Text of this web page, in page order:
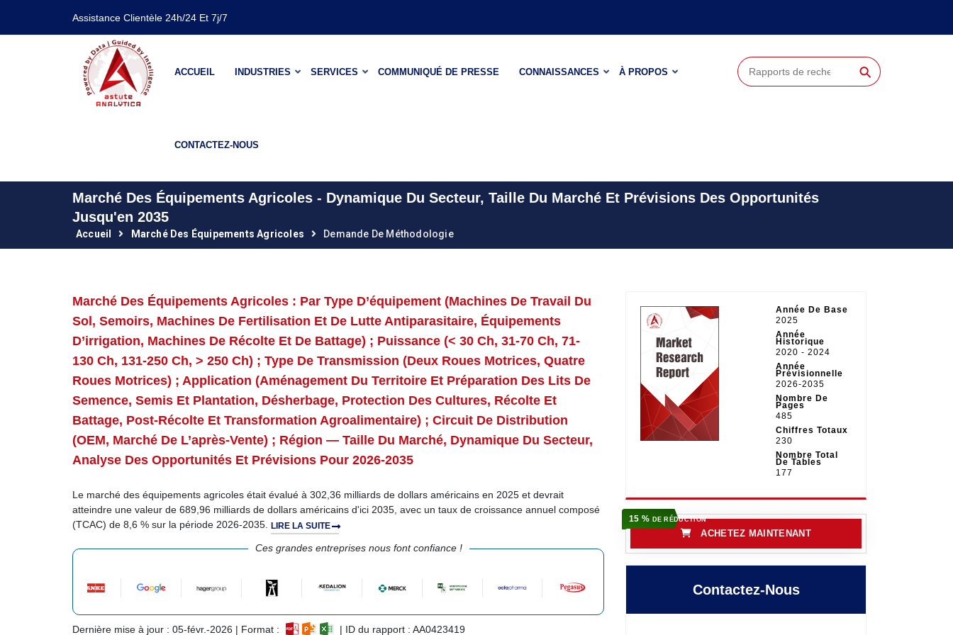
Assistance Clientèle 24h/24 Et 7j/7
ACCUEIL INDUSTRIES SERVICES COMMUNIQUÉ DE PRESSE CONNAISSANCES À PROPOS
CONTACTEZ-NOUS
⚲
Marché Des Équipements Agricoles - Dynamique Du Secteur, Taille Du Marché Et Prévisions Des Opportunités
Jusqu'en 2035
Accueil Marché Des Équipements Agricoles Demande De Méthodologie
Marché Des Équipements Agricoles : Par Type D’équipement (machines De Travail Du
Sol, Semoirs, Machines De Fertilisation Et De Lutte Antiparasitaire, Équipements
D’irrigation, Machines De Récolte Et De Battage) ; Puissance (< 30 Ch, 31-70 Ch, 71-
130 Ch, 131-250 Ch, > 250 Ch) ; Type De Transmission (deux Roues Motrices, Quatre
Roues Motrices) ; Application (aménagement Du Territoire Et Préparation Des Lits De
Semence, Semis Et Plantation, Désherbage, Protection Des Cultures, Récolte Et
Battage, Post-Récolte Et Transformation Agroalimentaire) ; Circuit De Distribution
(OEM, Marché De L’après-Vente) ; Région — Taille Du Marché, Dynamique Du Secteur,
Analyse Des Opportunités Et Prévisions Pour 2026-2035
Le marché des équipements agricoles était évalué à 302,36 milliards de dollars américains en 2025 et devrait
atteindre une valeur de 689,96 milliards de dollars américains d'ici 2035, avec un taux de croissance annuel composé
(TCAC) de 8,6 % sur la période 2026-2035. LIRE LA SUITE
Ces grandes entreprises nous font confiance !
Dernière mise à jour : 05-févr.-2026 | Format : | ID du rapport : AA0423419
Année De Base
2025
Année
Historique
2020 - 2024
Année
Prévisionnelle
2026-2035
Nombre De
Pages
485
Chiffres Totaux
230
Nombre Total
De Tables
177
15 % DE RÉDUCTION
ACHETEZ MAINTENANT
Contactez-Nous